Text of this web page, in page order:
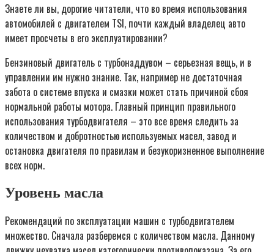
Знаете ли вы, дорогие читатели, что во время использования
автомобилей с двигателем TSI, почти каждый владелец авто
имеет просчеты в его эксплуатировании?
Бензиновый двигатель с турбонаддувом – серьезная вещь, и в
управлении им нужно знание. Так, например не достаточная
забота о системе впуска и смазки может стать причиной сбоя
нормальной работы мотора. Главный принцип правильного
использования турбодвигателя – это все время следить за
количеством и добротностью используемых масел, завод и
остановка двигателя по правилам и безукоризненное выполнение
всех норм.
Уровень масла
Рекомендаций по эксплуатации машин с турбодвигателем
множество. Сначала разберемся с количеством масла. Данному